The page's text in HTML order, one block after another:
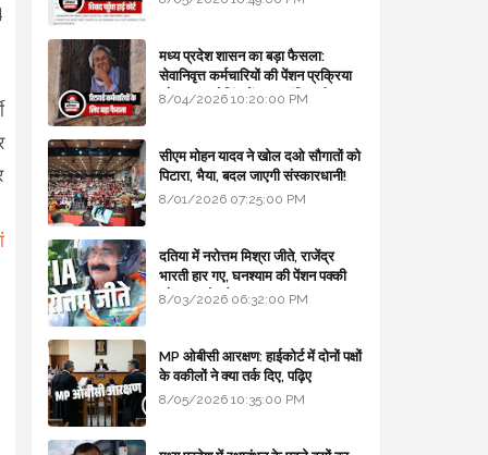
मध्य प्रदेश शासन का बड़ा फैसला:
सेवानिवृत्त कर्मचारियों की पेंशन प्रक्रिया
और बजट कोडिंग में हुए क्रांतिकारी
8/04/2026 10:20:00 PM
सीएम मोहन यादव ने खोल दओ सौगातों को
पिटारा, भैया, बदल जाएगी संस्कारधानी!
8/01/2026 07:25:00 PM
दतिया में नरोत्तम मिश्रा जीते, राजेंद्र
भारती हार गए, घनश्याम की पेंशन पक्की
और आशुतोष बैक टू...
8/03/2026 06:32:00 PM
MP ओबीसी आरक्षण: हाईकोर्ट में दोनों पक्षों
के वकीलों ने क्या तर्क दिए, पढ़िए
8/05/2026 10:35:00 PM